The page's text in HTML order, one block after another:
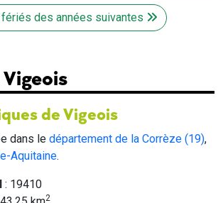
des années suivantes
de Vigeois
dans le département de la Corrèze (19),
Aquitaine.
: 19410
2